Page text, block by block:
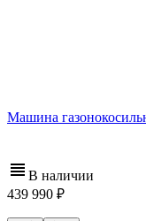
Машина
В наличии
439 990